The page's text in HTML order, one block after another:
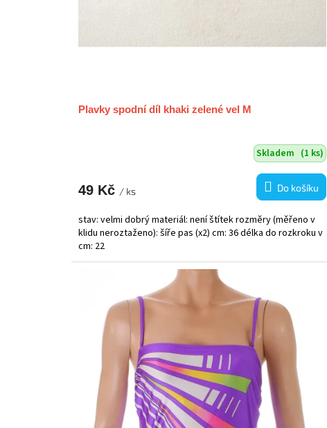
Plavky spodní díl khaki zelené vel M
Skladem (1 ks)
49 Kč / ks Do košíku
stav: velmi dobrý materiál: není štítek rozměry (měřeno v
klidu neroztaženo): šíře pas (x2) cm: 36 délka do rozkroku v
cm: 22